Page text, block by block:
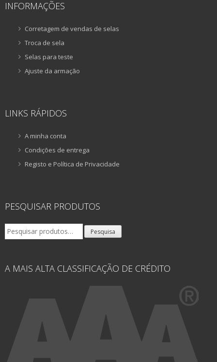
INFORMAÇÕES
Corretagem de vendas de selas
Troca de sela
Selas para teste
Ajuste da armação
LINKS RÁPIDOS
A minha conta
Condições de entrega
Registo e Política de Privacidade
PESQUISAR PRODUTOS
Pesquisar
por:
Pesquisa
A MAIS ALTA CLASSIFICAÇÃO DE CRÉDITO